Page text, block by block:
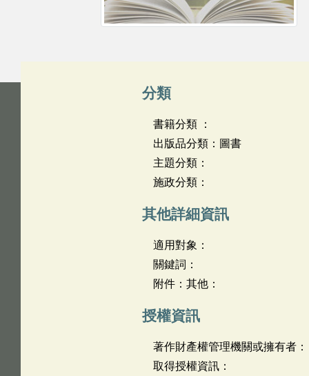
分類
書籍分類 ：
出版品分類：圖書
主題分類：
施政分類：
其他詳細資訊
適用對象：
關鍵詞：
附件：其他：
授權資訊
著作財產權管理機關或擁有者：
取得授權資訊：